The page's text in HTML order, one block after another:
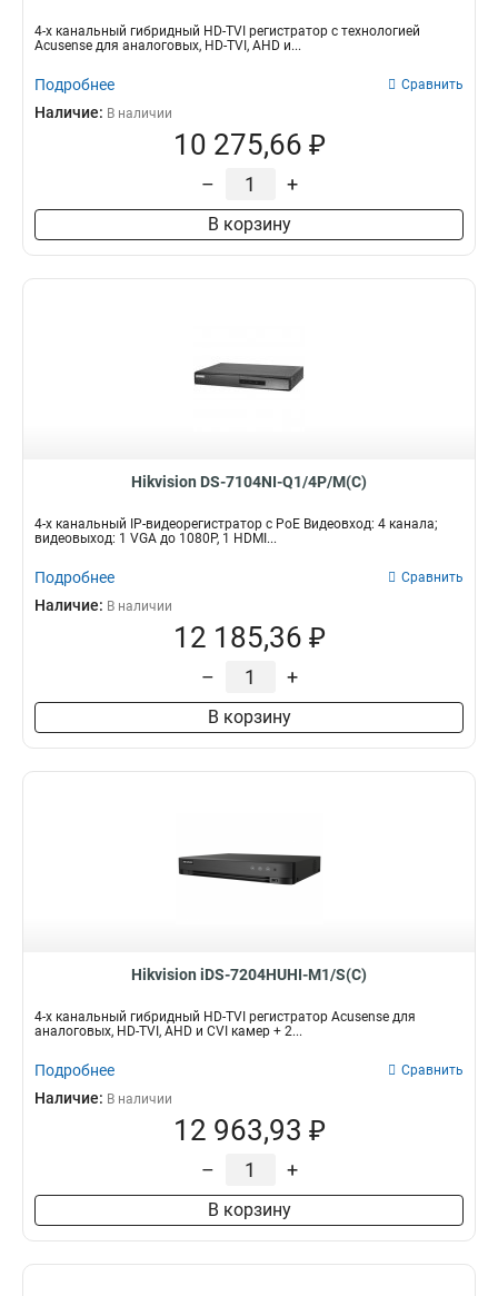
4-х канальный гибридный HD-TVI регистратор с технологией
Acusense для аналоговых, HD-TVI, AHD и...
Подробнее Сравнить
Наличие: В наличии
10 275,66 ₽
– +
В корзину
Hikvision DS-7104NI-Q1/4P/M(C)
4-х канальный IP-видеорегистратор c PoE Видеовход: 4 канала;
видеовыход: 1 VGA до 1080Р, 1 HDMI...
Подробнее Сравнить
Наличие: В наличии
12 185,36 ₽
– +
В корзину
Hikvision iDS-7204HUHI-M1/S(С)
4-х канальный гибридный HD-TVI регистратор Acusense для
аналоговых, HD-TVI, AHD и CVI камер + 2...
Подробнее Сравнить
Наличие: В наличии
12 963,93 ₽
– +
В корзину